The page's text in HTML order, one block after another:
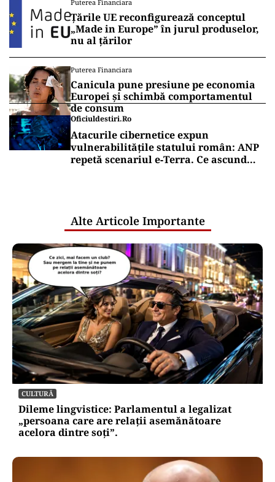
Puterea Financiara
Țările UE reconfigurează conceptul
„Made in Europe” în jurul produselor,
nu al țărilor
Puterea Financiara
Canicula pune presiune pe economia
Europei și schimbă comportamentul
de consum
Oficiuldestiri.ro
Atacurile cibernetice expun
vulnerabilitățile statului român: ANP
repetă scenariul e‑Terra. Ce ascund
Alte Articole Importante
CULTURĂ
Dileme lingvistice: Parlamentul a legalizat
„persoana care are relații asemănătoare
acelora dintre soți”.